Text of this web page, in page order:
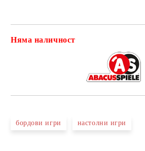
Няма наличност
бордови игри настолни игри